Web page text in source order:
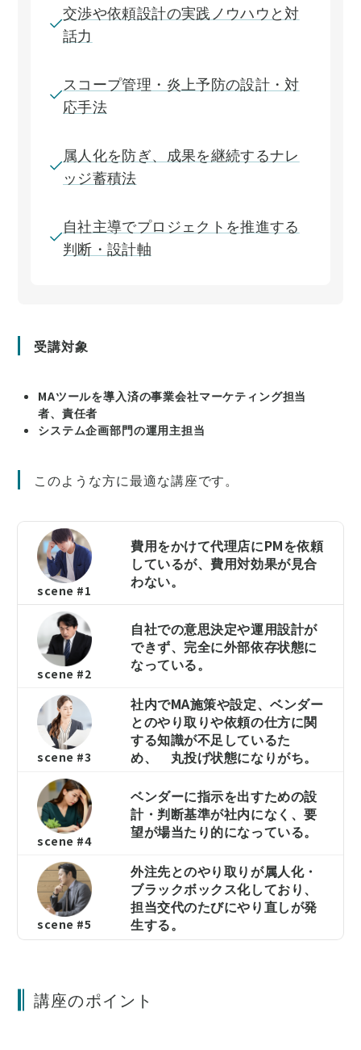
交渉や依頼設計の実践ノウハウと対
話力
スコープ管理・炎上予防の設計・対
応手法
属人化を防ぎ、成果を継続するナレ
ッジ蓄積法
自社主導でプロジェクトを推進する
判断・設計軸
受講対象
MAツールを導入済の事業会社マーケティング担当
者、責任者
システム企画部門の運用主担当
このような方に最適な講座です。
scene #1
費用をかけて代理店にPMを依頼
しているが、費用対効果が見合
わない。
scene #2
自社での意思決定や運用設計が
できず、完全に外部依存状態に
なっている。
scene #3
社内でMA施策や設定、ベンダー
とのやり取りや依頼の仕方に関
する知識が不足しているた
め、 丸投げ状態になりがち。
scene #4
ベンダーに指示を出すための設
計・判断基準が社内になく、要
望が場当たり的になっている。
scene #5
外注先とのやり取りが属人化・
ブラックボックス化しており、
担当交代のたびにやり直しが発
生する。
講座のポイント